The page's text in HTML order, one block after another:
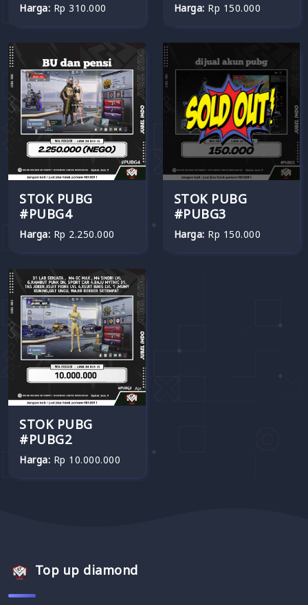
Harga: Rp 310.000 Harga: Rp 150.000
STOK PUBG
#PUBG4
Harga: Rp 2.250.000
STOK PUBG
#PUBG3
Harga: Rp 150.000
STOK PUBG
#PUBG2
Harga: Rp 10.000.000
Top up diamond